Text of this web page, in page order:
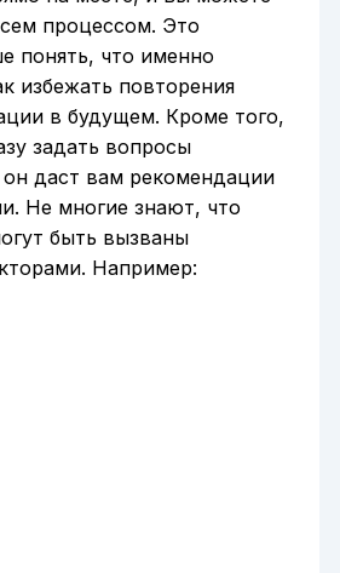
процессом. Это
понять, что именно
избежать повторения
в будущем. Кроме того,
задать вопросы
даст вам рекомендации
Не многие знают, что
быть вызваны
Например: